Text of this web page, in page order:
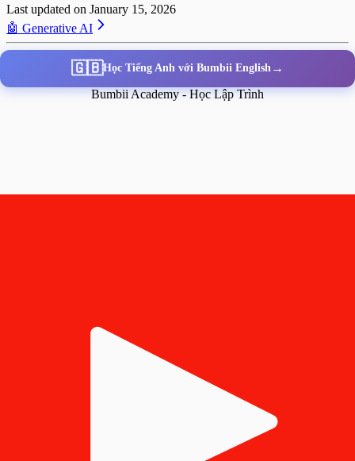
Last updated on January 15, 2026
🤖 Generative AI
🇬🇧Học Tiếng Anh với Bumbii English →
Bumbii Academy - Học Lập Trình